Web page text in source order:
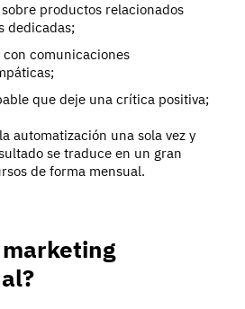
productos relacionados
dedicadas;
comunicaciones
que deje una crítica positiva;
automatización una sola vez y
se traduce en un gran
de forma mensual.
marketing